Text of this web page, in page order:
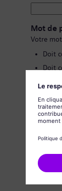
Mot de
Votre
Doit
Doit